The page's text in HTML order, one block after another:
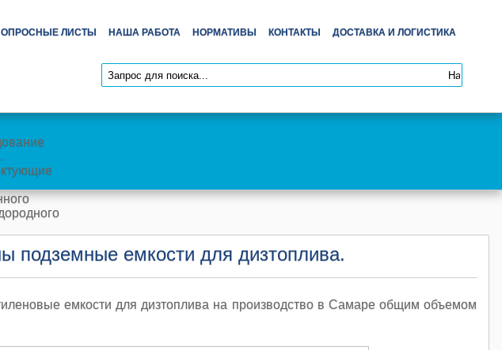
ДОСТАВКА И ЛОГИСТИКА
КОНТАКТЫ
НОРМАТИВЫ
НАША РАБОТА
ОПРОСНЫЕ ЛИСТЫ
подземные емкости для дизтоплива.
емкости для дизтоплива на производство в Самаре общим объемом